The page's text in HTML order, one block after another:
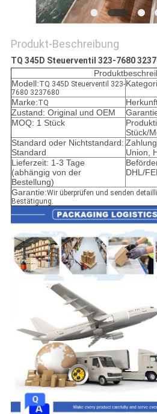
Produkt-Beschreibung
TQ 345D Steuerventil 323-7680
Modell:TQ 345D Steuerventil 323-
7680 3237680
Marke:TQ
Zustand: Original und OEM
MOQ: 1 Stück
Stück/
Standard oder Nichtstandard:
Standard
Union,
Lieferzeit: 1-3 Tage
(abhängig von der
Bestellung)
DHL/
Garantie:Wir überprüfen und senden
Bestätigung.